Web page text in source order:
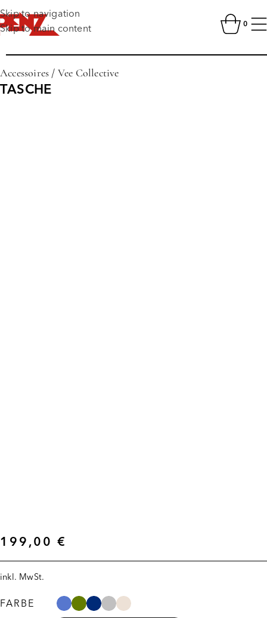
Skip to navigation
Skip to main content
0
Accessoires / Vee Collective
TASCHE
199,00 €
inkl. MwSt.
FARBE